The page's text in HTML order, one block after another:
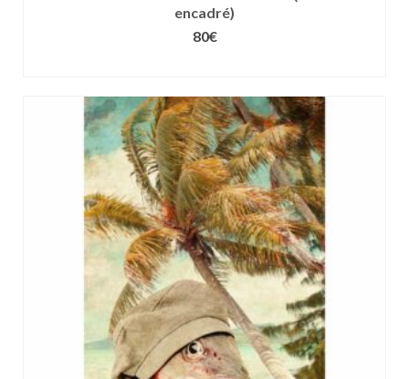
encadré)
80€
produit
a
plusieurs
variations.
Les
options
peuvent
être
choisies
sur
la
page
du
produit